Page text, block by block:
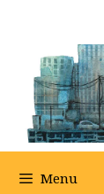
conținut
Menu